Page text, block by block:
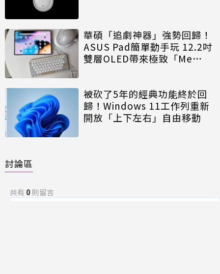
華碩「追劇神器」強勢回歸！
ASUS Pad簡單動手玩 12.2吋
雙層OLED帶來極致「Me
被砍了5年的經典功能終於回
歸！Windows 11工作列重新
開放「上下左右」自由移動
討論區
共有 0則留言